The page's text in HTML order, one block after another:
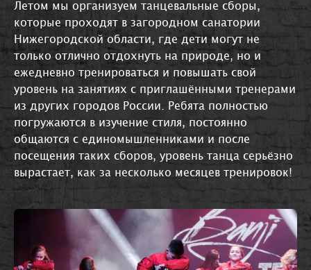
Летом мы организуем танцевальные сборы,
которые проходят в загородном санатории
Нижегородской области, где дети могут не
только отлично отдохнуть на природе, но и
ежедневно тренироваться и повышать свой
уровень на занятиях с приглашёнными тренерами
из других городов России. Ребята полностью
погружаются в изучение стиля, постоянно
общаются с единомышленниками и после
посещения таких сборов, уровень танца серьёзно
вырастает, как за несколько месяцев тренировок!